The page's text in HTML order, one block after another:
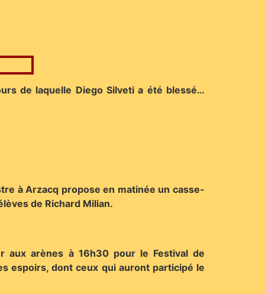
de laquelle Diego Silveti a été blessé…
à Arzacq propose en matinée un casse-
de Richard Milian.
aux arènes à 16h30 pour le Festival de
espoirs, dont ceux qui auront participé le